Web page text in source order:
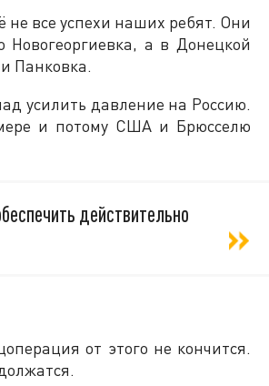
все успехи наших ребят. Они
Новогеоргиевка, а в Донецкой
Панковка.
усилить давление на Россию.
и потому США и Брюсселю
действительно
от этого не кончится.